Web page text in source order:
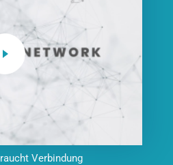
Verbindung